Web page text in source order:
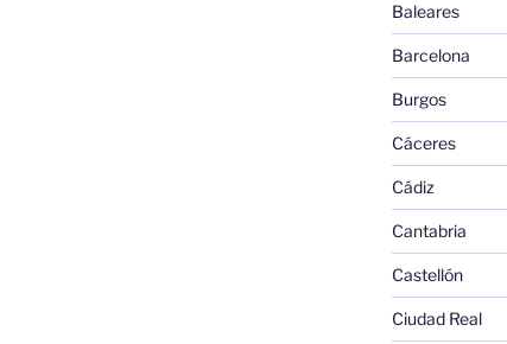
Baleares
Barcelona
Burgos
Cáceres
Cádiz
Cantabria
Castellón
Ciudad Real